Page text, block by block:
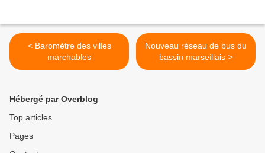
< Baromètre des villes
marchables
Nouveau réseau de bus du
bassin marseillais >
Hébergé par Overblog
Top articles
Pages